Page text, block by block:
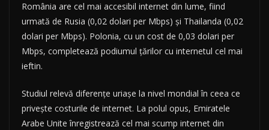
România are cel mai accesibil internet din lume, fiind
urmată de Rusia (0,02 dolari per Mbps) și Thailanda (0,02
dolari per Mbps). Polonia, cu un cost de 0,03 dolari per
Mbps, completează podiumul țărilor cu internetul cel mai
ieftin.
Studiul relevă diferențe uriașe la nivel mondial în ceea ce
privește costurile de internet. La polul opus, Emiratele
Arabe Unite înregistrează cel mai scump internet din